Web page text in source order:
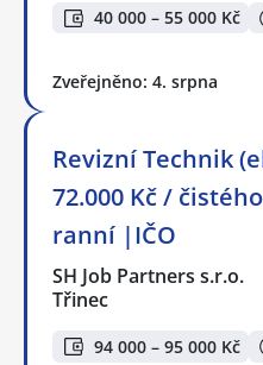
40 000 – 55 000 Kč
Zveřejněno: 4. srpna
Revizní Technik
72.000 Kč /
ranní |IČO
SH Job Partners s.r.o.
Třinec
94 000 – 95 000 Kč